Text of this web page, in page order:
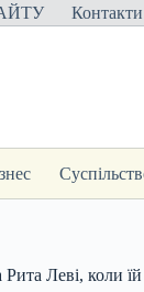
Контакти
Леві, коли